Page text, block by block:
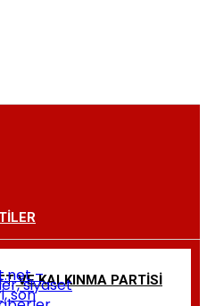
VE KALKINMA PARTISI